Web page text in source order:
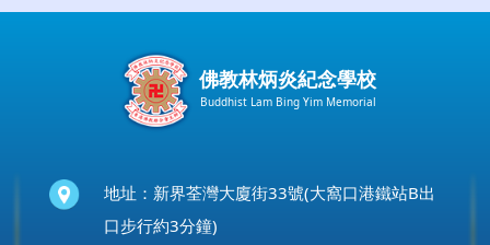
佛教林炳炎紀念學校
Buddhist Lam Bing Yim Memorial
地址：新界荃灣大廈街33號(大窩口港鐵站B出
口步行約3分鐘)